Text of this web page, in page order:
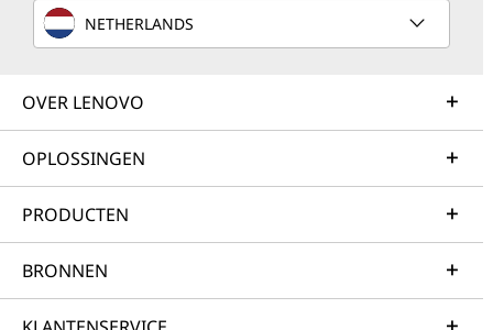
NETHERLANDS
OVER LENOVO
OPLOSSINGEN
PRODUCTEN
BRONNEN